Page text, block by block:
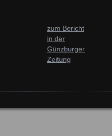
zum Bericht
in der
Günzburger
Zeitung